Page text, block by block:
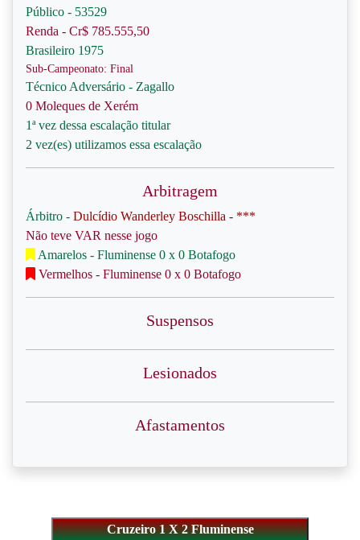
Público - 53529
Renda - Cr$ 785.555,50
Brasileiro 1975
Sub-Campeonato: Final
Técnico Adversário - Zagallo
0 Moleques de Xerém
1ª vez dessa escalação titular
2 vez(es) utilizamos essa escalação
Arbitragem
Árbitro - Dulcídio Wanderley Boschilla - ***
Não teve VAR nesse jogo
Amarelos - Fluminense 0 x 0 Botafogo
Vermelhos - Fluminense 0 x 0 Botafogo
Suspensos
Lesionados
Afastamentos